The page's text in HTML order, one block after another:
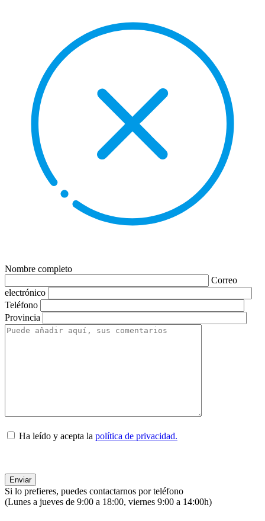
Nombre completo
Correo
electrónico
Teléfono
Provincia
Ha leído y acepta la política de privacidad.
Si lo prefieres, puedes contactarnos por teléfono
(Lunes a jueves de 9:00 a 18:00, viernes 9:00 a 14:00h)